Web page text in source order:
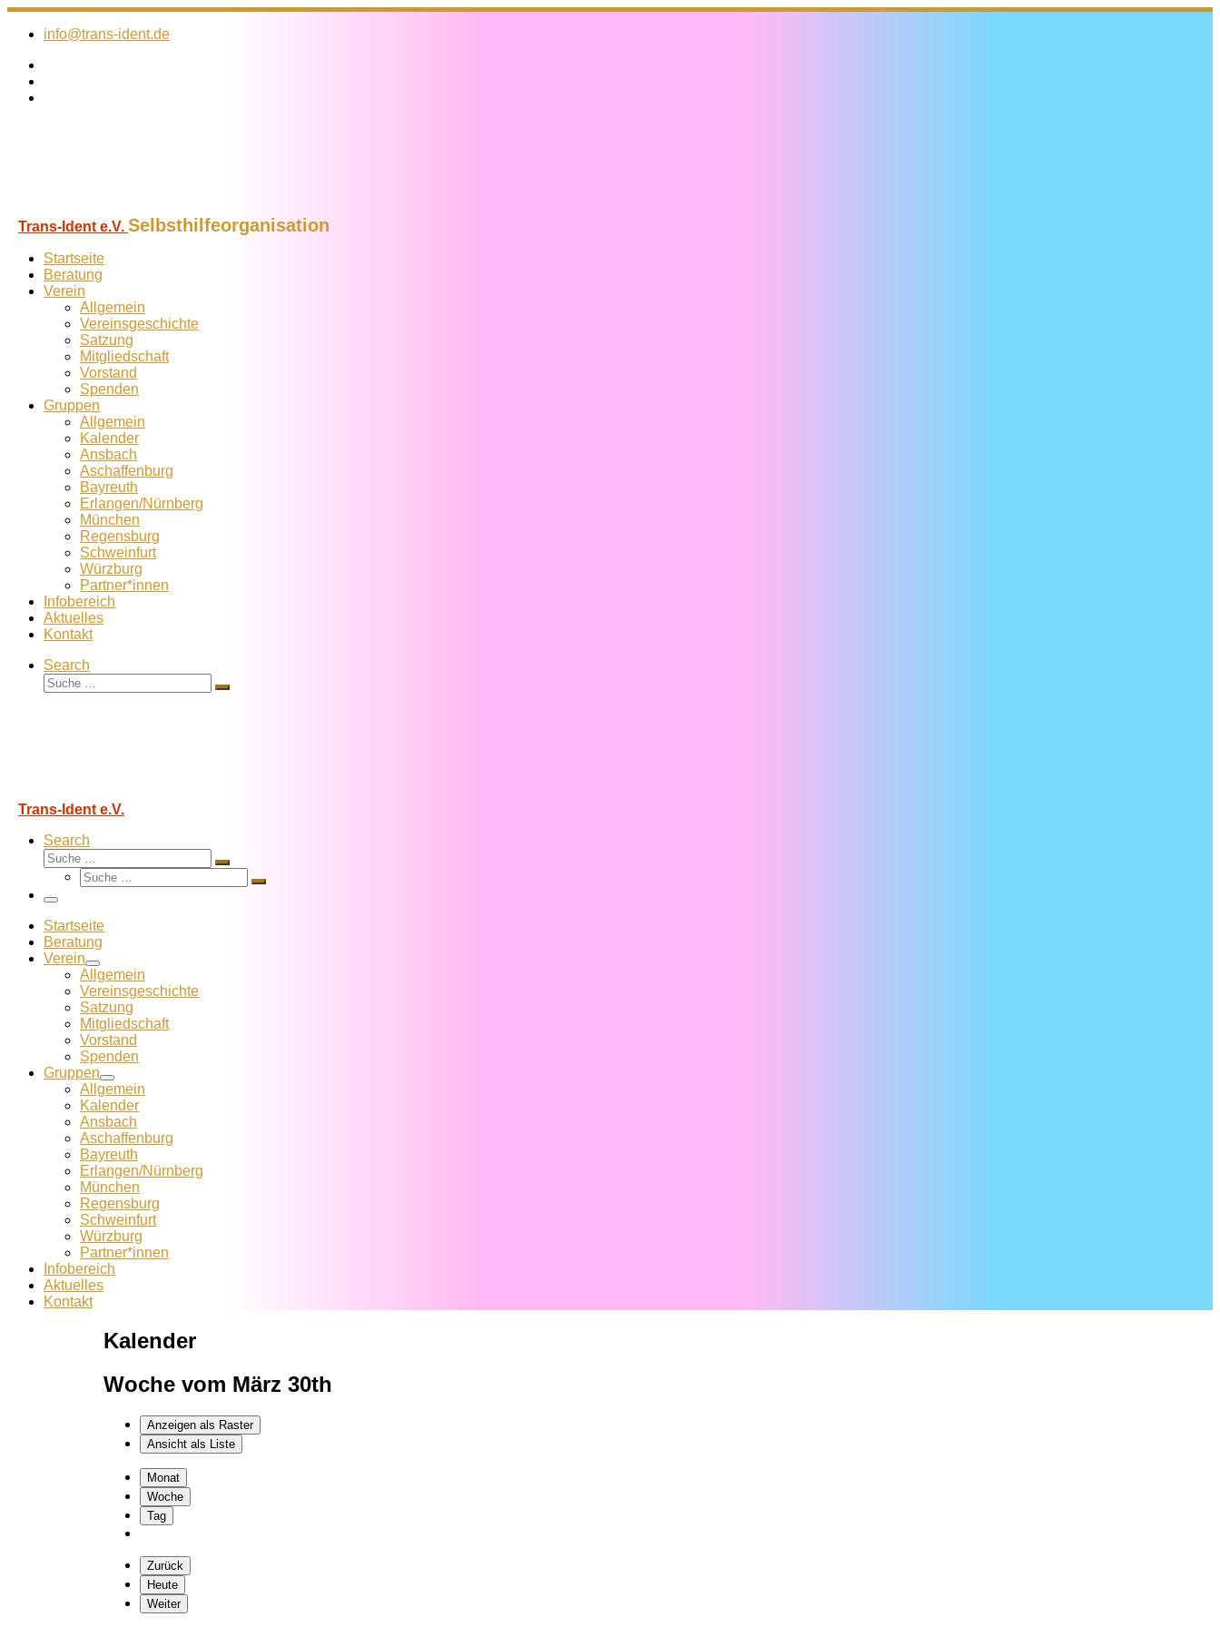
Zum
Inhalt
info@trans-ident.de
Trans-Ident e.V. Selbsthilfeorganisation
Startseite
Beratung
Verein
Allgemein
Vereins­geschichte
Satzung
Mitglied­schaft
Vorstand
Spenden
Gruppen
Allgemein
Kalender
Ansbach
Aschaffenburg
Bayreuth
Erlangen/Nürnberg
München
Regensburg
Schweinfurt
Würzburg
Partner*innen
Infobereich
Aktuelles
Kontakt
Search
Suche
Suche
Trans-Ident e.V.
Search
Suche
Suche
Suche
Suche
Menü
Startseite
Beratung
Verein
Allgemein
Vereins­geschichte
Satzung
Mitglied­schaft
Vorstand
Spenden
Gruppen
Allgemein
Kalender
Ansbach
Aschaffenburg
Bayreuth
Erlangen/Nürnberg
München
Regensburg
Schweinfurt
Würzburg
Partner*innen
Infobereich
Aktuelles
Kontakt
Kalender
Woche vom März 30th
Anzeigen als Raster
Ansicht als Liste
Monat
Woche
Tag
Zurück
Heute
Weiter